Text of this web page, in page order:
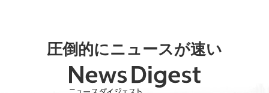
圧倒的にニュースが速い